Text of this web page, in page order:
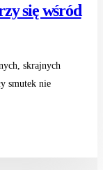
się wśród
skrajnych
smutek nie